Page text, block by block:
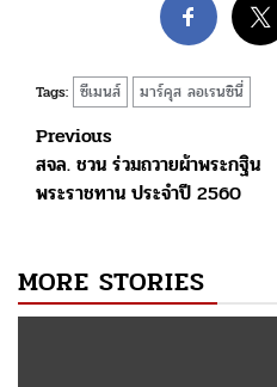
Tags: ซีเมนส์ มาร์คุส ลอเรนซินี่
Post
navigation
Previous
สจล. ชวน ร่วมถวายผ้าพระกฐิน
พระราชทาน ประจำปี 2560
MORE STORIES